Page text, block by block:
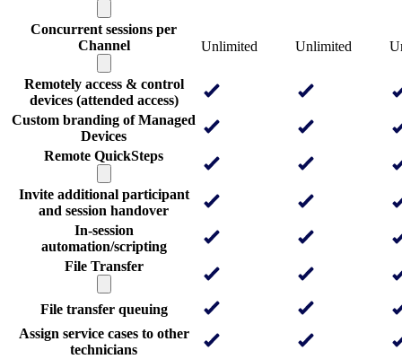
Concurrent sessions per
Channel
Unlimited Unlimited
Remotely access & control
devices (attended access)
Custom branding of Managed
Devices
Remote QuickSteps
Invite additional participant
and session handover
In-session
automation/scripting
File Transfer
File transfer queuing
Assign service cases to other
technicians